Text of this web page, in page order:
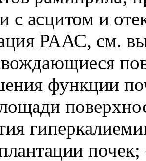
с асцитом и
РААС, см.
функции